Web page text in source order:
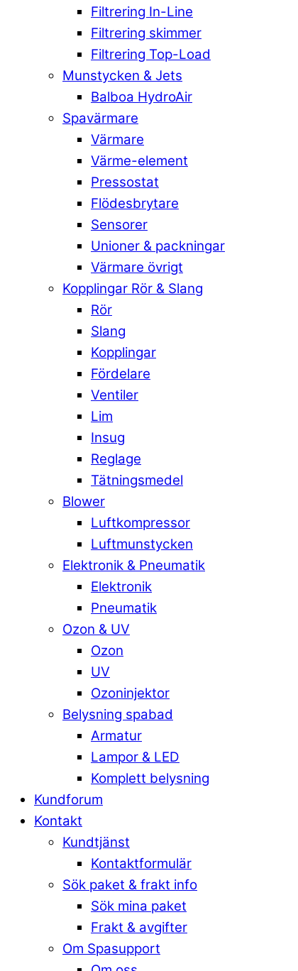
Filtrering In-Line
Filtrering skimmer
Filtrering Top-Load
Munstycken & Jets
Balboa HydroAir
Spavärmare
Värmare
Värme-element
Pressostat
Flödesbrytare
Sensorer
Unioner & packningar
Värmare övrigt
Kopplingar Rör & Slang
Rör
Slang
Kopplingar
Fördelare
Ventiler
Lim
Insug
Reglage
Tätningsmedel
Blower
Luftkompressor
Luftmunstycken
Elektronik & Pneumatik
Elektronik
Pneumatik
Ozon & UV
Ozon
UV
Ozoninjektor
Belysning spabad
Armatur
Lampor & LED
Komplett belysning
Kundforum
Kontakt
Kundtjänst
Kontaktformulär
Sök paket & frakt info
Sök mina paket
Frakt & avgifter
Om Spasupport